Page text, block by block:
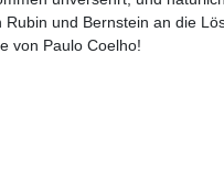
und Bernstein an die
von Paulo Coelho!